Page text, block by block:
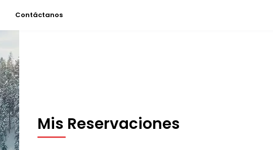
Contáctanos
Mis Reservaciones